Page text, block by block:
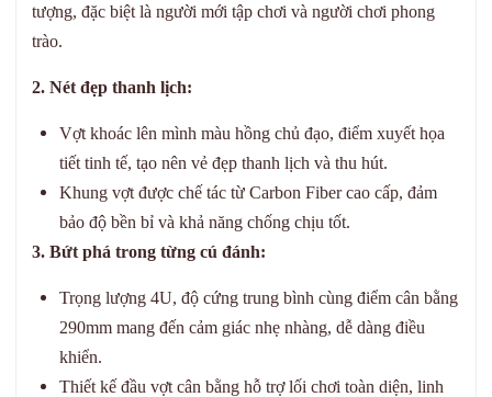
tượng, đặc biệt là người mới tập chơi và người chơi phong
trào.
2. Nét đẹp thanh lịch:
Vợt khoác lên mình màu hồng chủ đạo, điểm xuyết họa
tiết tinh tế, tạo nên vẻ đẹp thanh lịch và thu hút.
Khung vợt được chế tác từ Carbon Fiber cao cấp, đảm
bảo độ bền bỉ và khả năng chống chịu tốt.
3. Bứt phá trong từng cú đánh:
Trọng lượng 4U, độ cứng trung bình cùng điểm cân bằng
290mm mang đến cảm giác nhẹ nhàng, dễ dàng điều
khiển.
Thiết kế đầu vợt cân bằng hỗ trợ lối chơi toàn diện, linh